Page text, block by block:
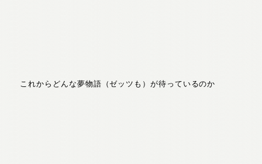
これからどんな夢物語（ゼッツも）が待っているのか